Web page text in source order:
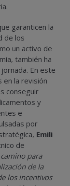
garanticen la
de los
un activo de
también ha
En este
en la revisión
conseguir
y
e
por
Emili
de
para
de la
los incentivos